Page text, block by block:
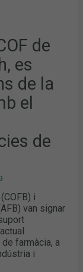
de
es
de la
el
de
i
van signar
farmàcia, a
i